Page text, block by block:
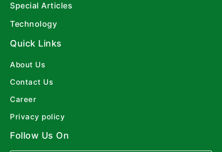
Special Articles
Technology
Quick Links
About Us
Contact Us
Career
Privacy policy
Follow Us On